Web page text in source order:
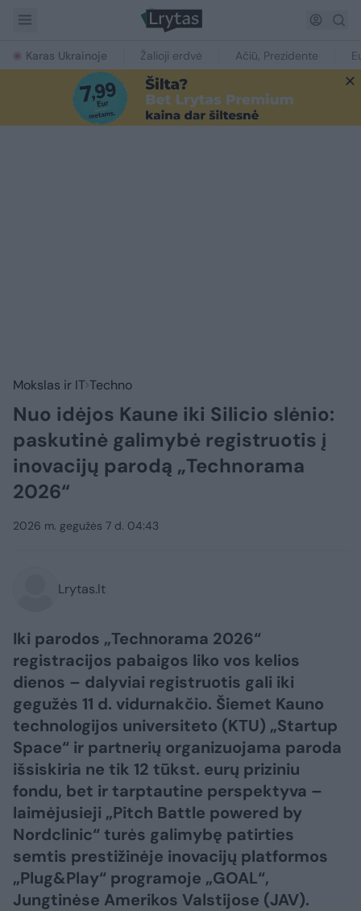
Karas Ukrainoje Žalioji erdvė Ačiū, Prezidente
Mokslas ir IT Techno
Nuo idėjos Kaune iki Silicio slėnio:
paskutinė galimybė registruotis į
inovacijų parodą „Technorama
2026“
2026 m. gegužės 7 d. 04:43
Lrytas.lt
Iki parodos „Technorama 2026“
registracijos pabaigos liko vos kelios
dienos – dalyviai registruotis gali iki
gegužės 11 d. vidurnakčio. Šiemet Kauno
technologijos universiteto (KTU) „Startup
Space“ ir partnerių organizuojama paroda
išsiskiria ne tik 12 tūkst. eurų priziniu
fondu, bet ir tarptautine perspektyva –
laimėjusieji „Pitch Battle powered by
Nordclinic“ turės galimybę patirties
semtis prestižinėje inovacijų platformos
„Plug&Play“ programoje „GOAL“,
Jungtinėse Amerikos Valstijose (JAV).